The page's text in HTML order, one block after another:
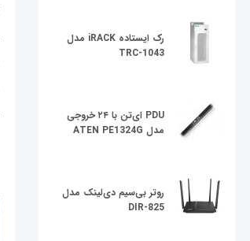
رک ایستاده iRACK مدل
TRC-1043
PDU ای‌تن با ۲۴ خروجی
مدل ATEN PE1324G
روتر بی‌سیم دی‌لینک مدل
DIR-825